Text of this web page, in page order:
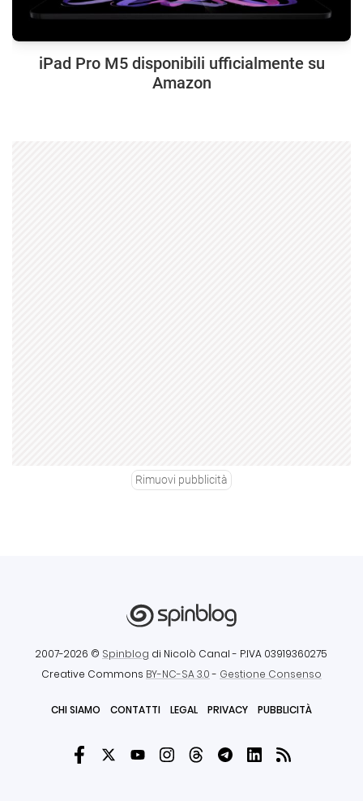
iPad Pro M5 disponibili ufficialmente su
Amazon
Rimuovi pubblicità
2007-2026 © Spinblog di Nicolò Canal - P.IVA 03919360275
Creative Commons BY-NC-SA 3.0- Gestione Consenso
CHI SIAMO CONTATTI LEGAL PRIVACY PUBBLICITÀ